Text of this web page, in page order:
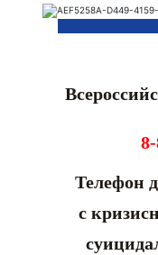
Телефон
с